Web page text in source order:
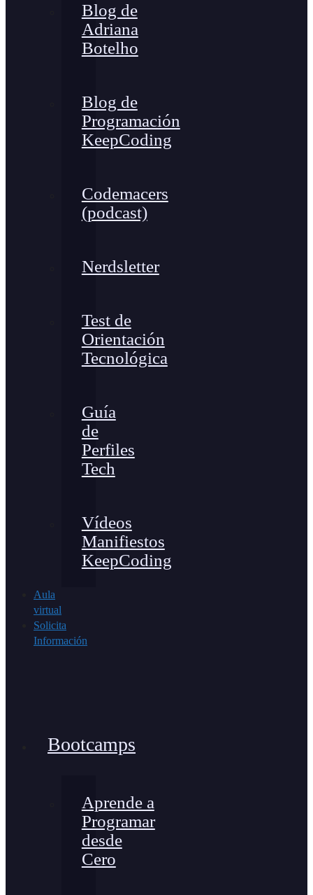
Blog de
Adriana
Botelho
Blog de
Programación
KeepCoding
Codemacers
(podcast)
Nerdsletter
Test de
Orientación
Tecnológica
Guía
de
Perfiles
Tech
Vídeos
Manifiestos
KeepCoding
Aula
virtual
Solicita
Información
Bootcamps
Aprende a
Programar
desde
Cero